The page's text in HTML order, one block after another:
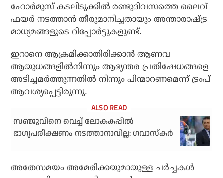
ഹോർമുസ് കടലിടുക്കിൽ രണ്ടുദിവസത്തെ ലൈവ്
ഫയർ നടത്താൻ തീരുമാനിച്ചതായും അന്താരാഷ്ട്ര
മാധ്യമങ്ങളുടെ റിപ്പോർട്ടുകളുണ്ട്.
ഇറാനെ ആക്രമിക്കാതിരിക്കാൻ ആണവ
ആയുധങ്ങളിൽനിന്നും ആഭ്യന്തര പ്രതിഷേധങ്ങളെ
അടിച്ചമർത്തുന്നതിൽ നിന്നും പിന്മാറണമെന്ന് ട്രംപ്
ആവശ്യപ്പെട്ടിരുന്നു.
സഞ്ജുവിനെ വെച്ച് ലോകകപ്പിൽ
ഭാഗ്യപരീക്ഷണം നടത്താനാവില്ല: ഗവാസ്‌കര്‍
അതേസമയം അമേരിക്കയുമായുള്ള ചർച്ചകൾ